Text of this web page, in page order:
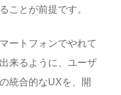
ことが前提です。
ートフォンでやれて
来るように、ユーザ
統合的なUXを、開